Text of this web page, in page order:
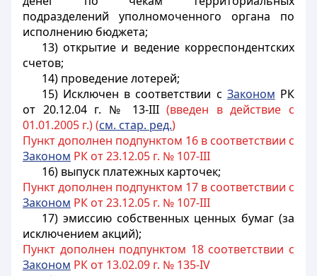
подразделений уполномоченного органа по
исполнению бюджета;
13) открытие и ведение корреспондентских
счетов;
14) проведение лотерей;
15) Исключен в соответствии с Законом РК
от 20.12.04 г. № 13-III(введен в действие с
01.01.2005 г.) (см. стар. ред.)
Пункт дополнен подпунктом 16 в соответствии с
Законом РК от 23.12.05 г. № 107-III
16) выпуск платежных карточек;
Пункт дополнен подпунктом 17 в соответствии с
Законом РК от 23.12.05 г. № 107-III
17) эмиссию собственных ценных бумаг (за
исключением акций);
Пункт дополнен подпунктом 18 соответствии с
Законом РК от 13.02.09 г. № 135-IV